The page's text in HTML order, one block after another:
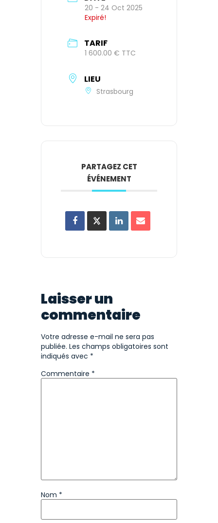
20 - 24 Oct 2025
Expiré!
TARIF
1 600.00 € TTC
LIEU
Strasbourg
PARTAGEZ CET
ÉVÉNEMENT
Laisser un
commentaire
Votre adresse e-mail ne sera pas
publiée. Les champs obligatoires sont
indiqués avec *
Commentaire *
Nom *